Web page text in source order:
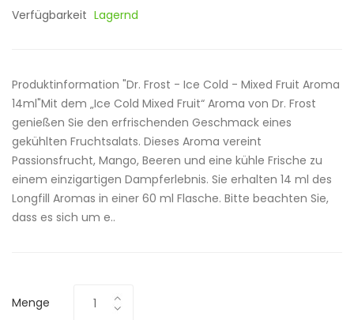
Verfügbarkeit Lagernd
Produktinformation "Dr. Frost - Ice Cold - Mixed Fruit Aroma
14ml"Mit dem „Ice Cold Mixed Fruit“ Aroma von Dr. Frost
genießen Sie den erfrischenden Geschmack eines
gekühlten Fruchtsalats. Dieses Aroma vereint
Passionsfrucht, Mango, Beeren und eine kühle Frische zu
einem einzigartigen Dampferlebnis. Sie erhalten 14 ml des
Longfill Aromas in einer 60 ml Flasche. Bitte beachten Sie,
dass es sich um e..
Menge